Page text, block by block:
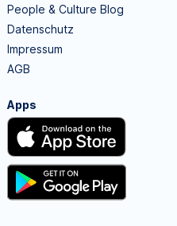
People & Culture Blog
Datenschutz
Impressum
AGB
Apps